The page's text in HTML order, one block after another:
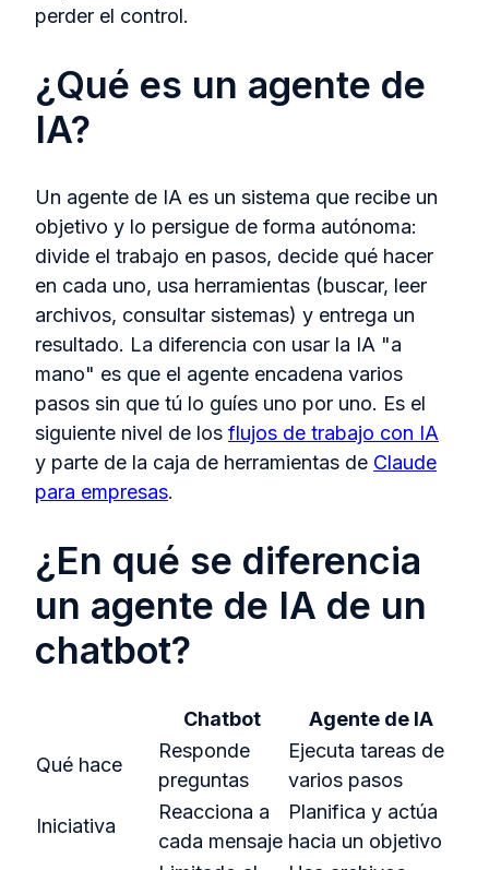
perder el control.
¿Qué es un agente de
IA?
Un agente de IA es un sistema que recibe un
objetivo y lo persigue de forma autónoma:
divide el trabajo en pasos, decide qué hacer
en cada uno, usa herramientas (buscar, leer
archivos, consultar sistemas) y entrega un
resultado. La diferencia con usar la IA "a
mano" es que el agente encadena varios
pasos sin que tú lo guíes uno por uno. Es el
siguiente nivel de los flujos de trabajo con IA
y parte de la caja de herramientas de Claude
para empresas.
¿En qué se diferencia
un agente de IA de un
chatbot?
Chatbot
Agente de IA
Qué hace
Responde
preguntas
Ejecuta tareas de
varios pasos
Iniciativa
Reacciona a
cada mensaje
Planifica y actúa
hacia un objetivo